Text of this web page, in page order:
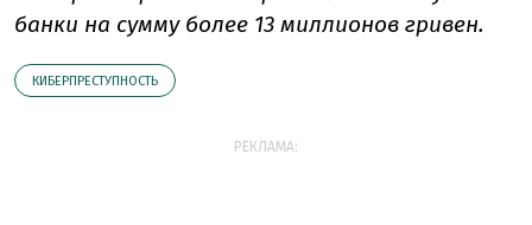
банки на сумму более 13 миллионов гривен.
КИБЕРПРЕСТУПНОСТЬ
РЕКЛАМА: